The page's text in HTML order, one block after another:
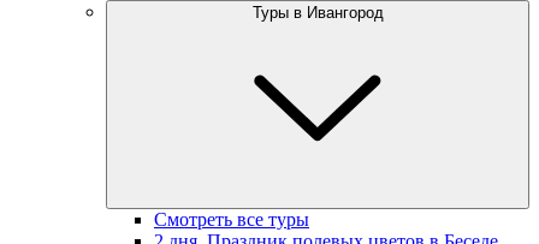
Туры в Ивангород
Смотреть все туры